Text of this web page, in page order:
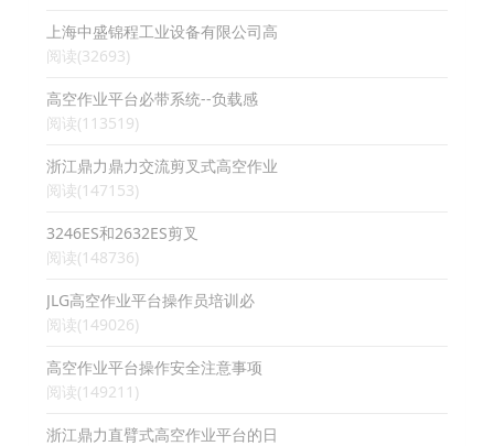
上海中盛锦程工业设备有限公司高
阅读(32693)
高空作业平台必带系统--负载感
阅读(113519)
浙江鼎力鼎力交流剪叉式高空作业
阅读(147153)
3246ES和2632ES剪叉
阅读(148736)
JLG高空作业平台操作员培训必
阅读(149026)
高空作业平台操作安全注意事项
阅读(149211)
浙江鼎力直臂式高空作业平台的日